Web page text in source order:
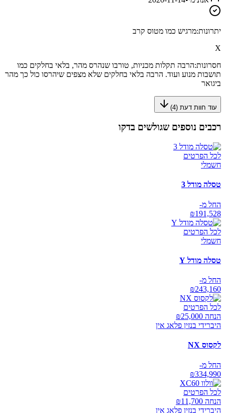
יתרונות:מרגיש כמו מטוס קרב
X
חסרונות:הרבה תקלות מכניות, טורבו שנהרס מהר, בלאי בחלקים כמו
תושבות מנוע ועוד. הרבה בלאי בחלקים שלא מצפים שיהרסו כול כך מהר
ביגואר
עוד חוות דעת (4
)
רכבים נוספים שגולשים בדקו
לכל הפרטים
חשמלי
טסלה מודל 3
החל מ-
₪191,528
לכל הפרטים
חשמלי
טסלה מודל Y
החל מ-
₪243,160
לכל הפרטים
הנחה ₪ 25,000
היברידי בנזין פלאג אין
לקסוס NX
החל מ-
₪334,990
לכל הפרטים
הנחה ₪ 11,700
היברידי בנזין פלאג אין